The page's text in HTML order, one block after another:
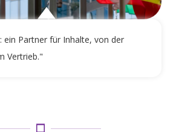
ein Partner für Inhalte, von der
Vertrieb."